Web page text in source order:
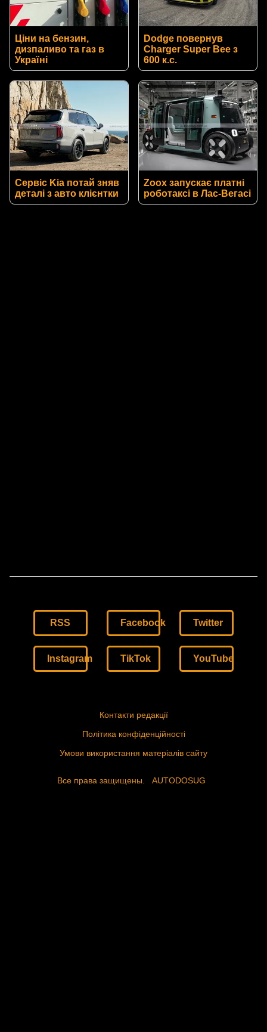
Ціни на бензин,
дизпаливо та газ в
Україні
Dodge повернув
Charger Super Bee з
600 к.с.
Сервіс Kia потай зняв
деталі з авто клієнтки
Zoox запускає платні
роботаксі в Лас-Вегасі
RSS Facebook Twitter
Instagram TikTok YouTube
Контакти редакції
Політика конфіденційності
Умови використання матеріалів сайту
Все права защищены. AUTODOSUG